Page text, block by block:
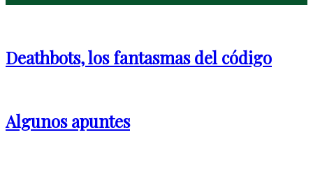
Deathbots, los fantasmas del código
Algunos apuntes